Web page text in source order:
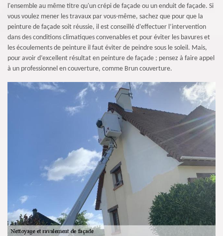
l'ensemble au même titre qu'un crépi de façade ou un enduit de façade. Si
vous voulez mener les travaux par vous-même, sachez que pour que la
peinture de façade soit réussie, il est conseillé d’effectuer l’intervention
dans des conditions climatiques convenables et pour éviter les bavures et
les écoulements de peinture il faut éviter de peindre sous le soleil. Mais,
pour avoir d’excellent résultat en peinture de façade ; pensez à faire appel
à un professionnel en couverture, comme Brun couverture.